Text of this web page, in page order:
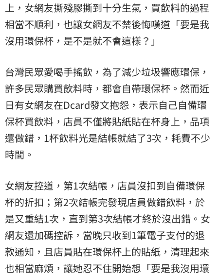
上，女網友撕殘膠撕到十分生氣，買飲料的過程
相當不順利，也讓女網友不禁後悔嘆道「要是我
沒用環保杯，是不是就不會這樣？」
台灣民眾愛喝手搖飲，為了減少垃圾響應環保，
許多民眾購買飲料時，都會自帶環保杯。然而近
日有女網友在Dcard發文抱怨，表示自己自備環
保杯買飲料，店員不僅將貼紙貼在杯身上，品項
還做錯，1杯飲料光是結帳就結了3次，耗費不少
時間。
女網友控道，第1次結帳，店員沒扣到自備環保
杯的折扣；第2次結帳完發現店員做錯飲料，於
是又重結1次，直到第3次結帳才終於沒出錯。女
網友還加碼控訴，當晚只收到1筆電子支付的退
款通知，且店員貼在環保杯上的貼紙，清理起來
也相當麻煩，讓她忍不住開始想「要是我沒用環